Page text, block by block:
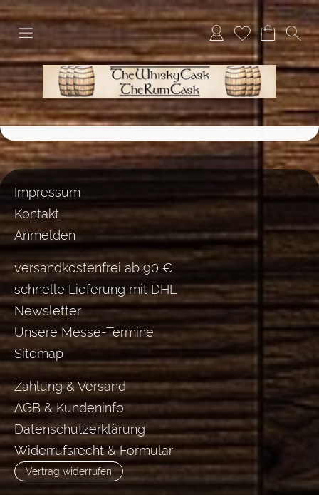
Impressum
Kontakt
Anmelden
versandkostenfrei ab 90 €
schnelle Lieferung mit DHL
Newsletter
Unsere Messe-Termine
Sitemap
Zahlung & Versand
AGB & Kundeninfo
Datenschutzerklärung
Widerrufsrecht & Formular
Vertrag widerrufen